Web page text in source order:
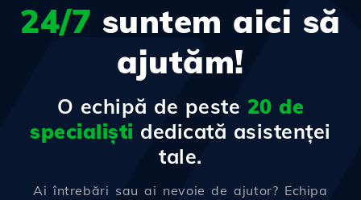
24/7 suntem aici să
ajutăm!
O echipă de peste 20 de
specialiști dedicată asistenței
tale.
Ai întrebări sau ai nevoie de ajutor? Echipa